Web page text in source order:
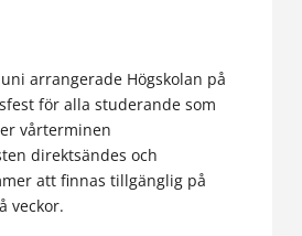
arrangerade Högskolan på
för alla studerande som
vårterminen
direktsändes och
att finnas tillgänglig på
veckor.